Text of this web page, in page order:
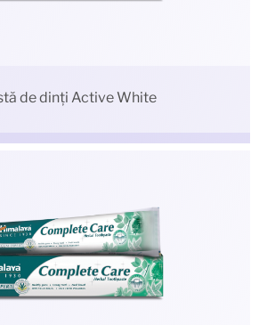
de dinți Active White